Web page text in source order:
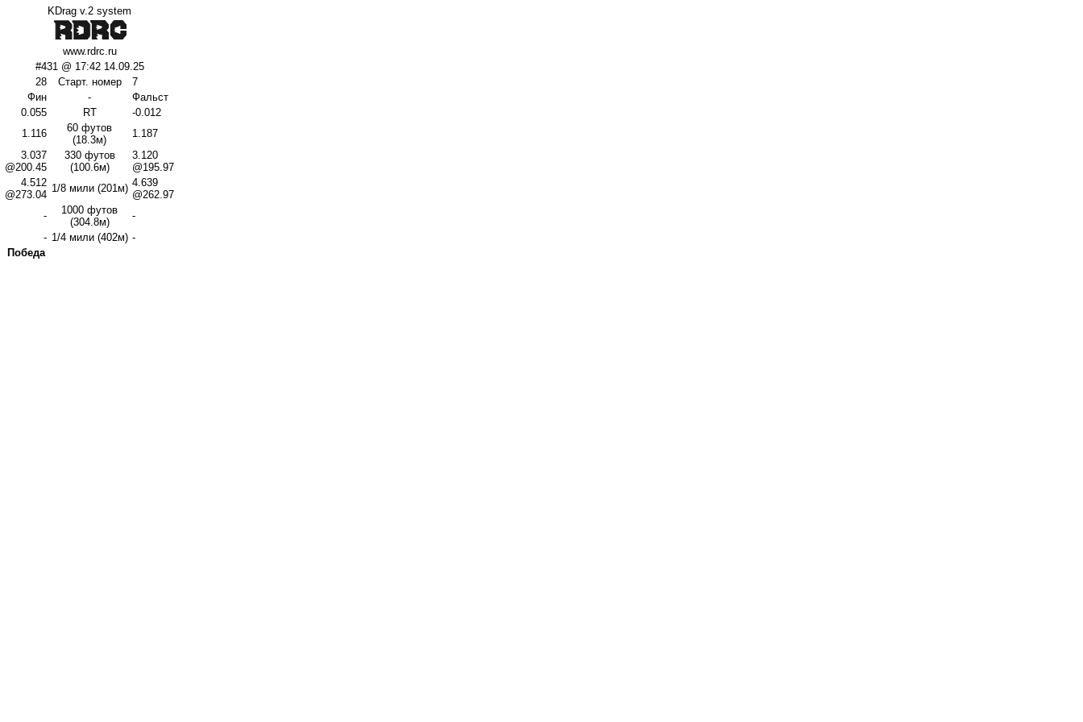
KDrag v.2 system
www.rdrc.ru
#431 @ 17:42 14.09.25
28
Старт. номер
7
Фин
-
Фальст
0.055
RT
-0.012
1.116
60 футов
(18.3м)
1.187
3.037
@200.45
330 футов
(100.6м)
3.120
@195.97
4.512
@273.04
1/8 мили (201м) 4.639
@262.97
-
1000 футов
(304.8м)
-
- 1/4 мили (402м) -
Победа